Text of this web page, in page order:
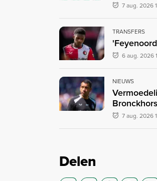
7 aug. 2026
TRANSFERS
6 aug. 2026
NIEUWS
7 aug. 2026
Delen